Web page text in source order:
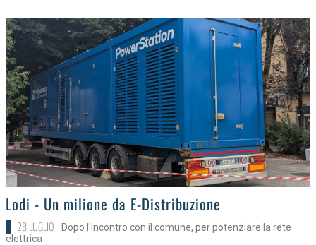
>Lodi - Un milione da E-Distribuzione
28 LUGLIO
Dopo l'incontro con il comune, per potenziare la rete
elettrica